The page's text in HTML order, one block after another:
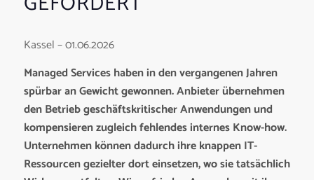
Kassel – 01.06.2026
Managed Services haben in den vergangenen Jahren
spürbar an Gewicht gewonnen. Anbieter übernehmen
den Betrieb geschäftskritischer Anwendungen und
kompensieren zugleich fehlendes internes Know-how.
Unternehmen können dadurch ihre knappen IT-
Ressourcen gezielter dort einsetzen, wo sie tatsächlich